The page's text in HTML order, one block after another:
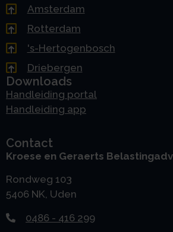
Amsterdam
Rotterdam
's-Hertogenbosch
Driebergen
Downloads
Handleiding portal
Handleiding app
Contact
Kroese en Geraerts
Rondweg 103
5406 NK, Uden
0486 - 416 299